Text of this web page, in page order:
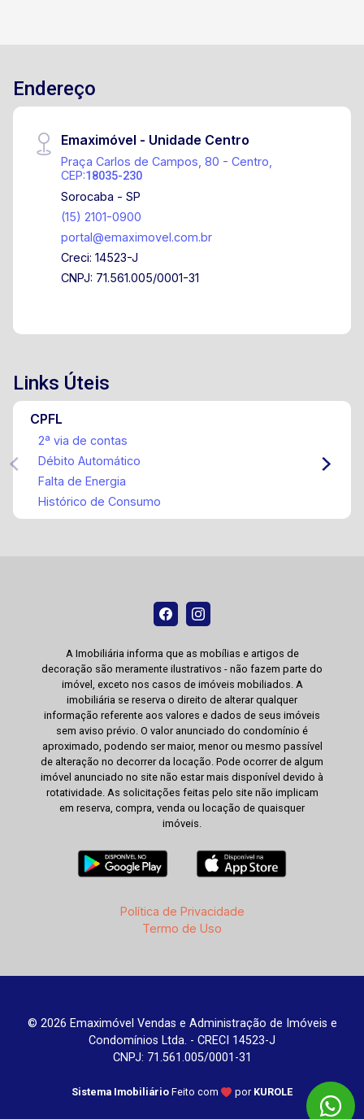
Endereço
Emaximóvel - Unidade Centro
Praça Carlos de Campos, 80 - Centro,
CEP:18035-230
Sorocaba - SP
(15) 2101-0900
portal@emaximovel.com.br
Creci: 14523-J
CNPJ: 71.561.005/0001-31
Links Úteis
CPFL
2ª via de contas
Débito Automático
Falta de Energia
Histórico de Consumo
A Imobiliária informa que as mobílias e artigos de
decoração são meramente ilustrativos - não fazem parte do
imóvel, exceto nos casos de imóveis mobiliados. A
imobiliária se reserva o direito de alterar qualquer
informação referente aos valores e dados de seus imóveis
sem aviso prévio. O valor anunciado do condomínio é
aproximado, podendo ser maior, menor ou mesmo passível
de alteração no decorrer da locação. Pode ocorrer de algum
imóvel anunciado no site não estar mais disponível devido à
rotatividade. As solicitações feitas pelo site não implicam
em reserva, compra, venda ou locação de quaisquer
imóveis.
Política de Privacidade
Termo de Uso
© 2026 Emaximóvel Vendas e Administração de Imóveis e
Condomínios Ltda. - CRECI 14523-J
CNPJ: 71.561.005/0001-31
Sistema Imobiliário Feito com por KUROLE